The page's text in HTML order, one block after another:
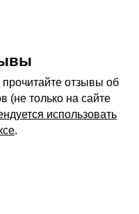
отзывы об
(не только на сайте
использовать
.